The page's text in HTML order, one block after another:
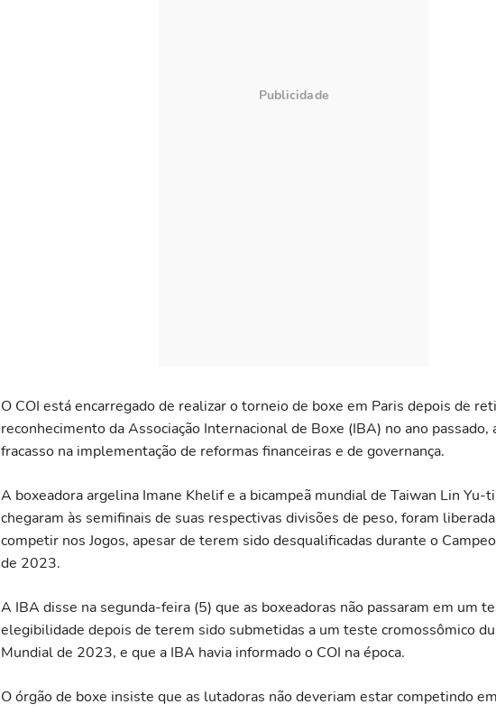
O COI está encarregado de realizar o torneio de boxe em Paris depois de
reconhecimento da Associação Internacional de Boxe (IBA) no ano passado,
fracasso na implementação de reformas financeiras e de governança.
A boxeadora argelina Imane Khelif e a bicampeã mundial de Taiwan Lin Yu-
chegaram às semifinais de suas respectivas divisões de peso, foram
competir nos Jogos, apesar de terem sido desqualificadas durante o
de 2023.
A IBA disse na segunda-feira (5) que as boxeadoras não passaram em um
elegibilidade depois de terem sido submetidas a um teste cromossômico
Mundial de 2023, e que a IBA havia informado o COI na época.
O órgão de boxe insiste que as lutadoras não deveriam estar competindo